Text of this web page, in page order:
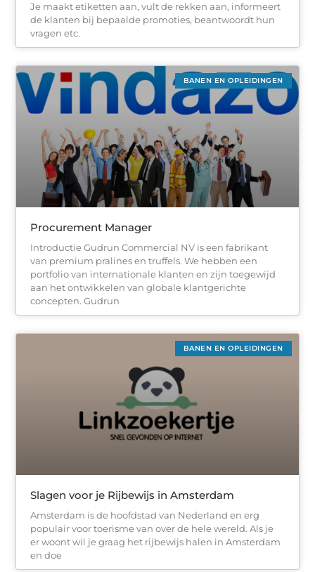
Je maakt etiketten aan, vult de rekken aan, informeert
de klanten bij bepaalde promoties, beantwoordt hun
vragen etc.
BANEN EN OPLEIDINGEN
Procurement Manager
Introductie Gudrun Commercial NV is een fabrikant
van premium pralines en truffels. We hebben een
portfolio van internationale klanten en zijn toegewijd
aan het ontwikkelen van globale klantgerichte
concepten. Gudrun
BANEN EN OPLEIDINGEN
Slagen voor je Rijbewijs in Amsterdam
Amsterdam is de hoofdstad van Nederland en erg
populair voor toerisme van over de hele wereld. Als je
er woont wil je graag het rijbewijs halen in Amsterdam
en doe